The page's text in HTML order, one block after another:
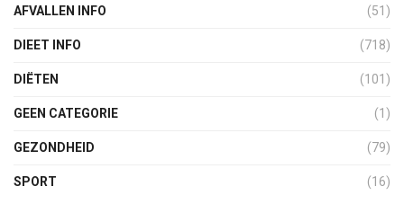
AFVALLEN INFO (51)
DIEET INFO (718)
DIËTEN (101)
GEEN CATEGORIE (1)
GEZONDHEID (79)
SPORT (16)